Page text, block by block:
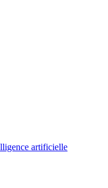
artificielle